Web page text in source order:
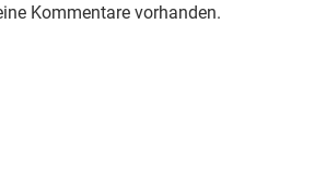
Kommentare vorhanden.